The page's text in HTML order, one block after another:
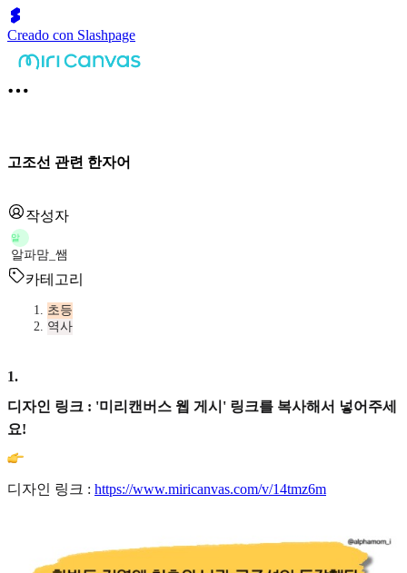
Creado con Slashpage
고조선 관련 한자어
작성자
알
알파맘_쌤
카테고리
초등
역사
1.
디자인 링크 : '미리캔버스 웹 게시' 링크를 복사해서 넣어주세
요!
디자인 링크 : https://www.miricanvas.com/v/14tmz6m